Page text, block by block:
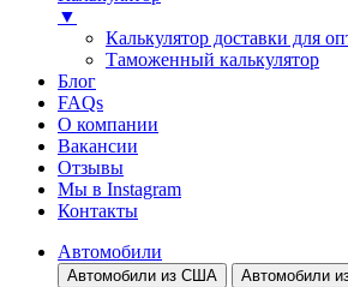
▼
Калькулятор доставки для
Таможенный калькулятор
Блог
FAQs
О компании
Вакансии
Отзывы
Мы в Instagram
Контакты
Автомобили
Автомобили из США Автомобили